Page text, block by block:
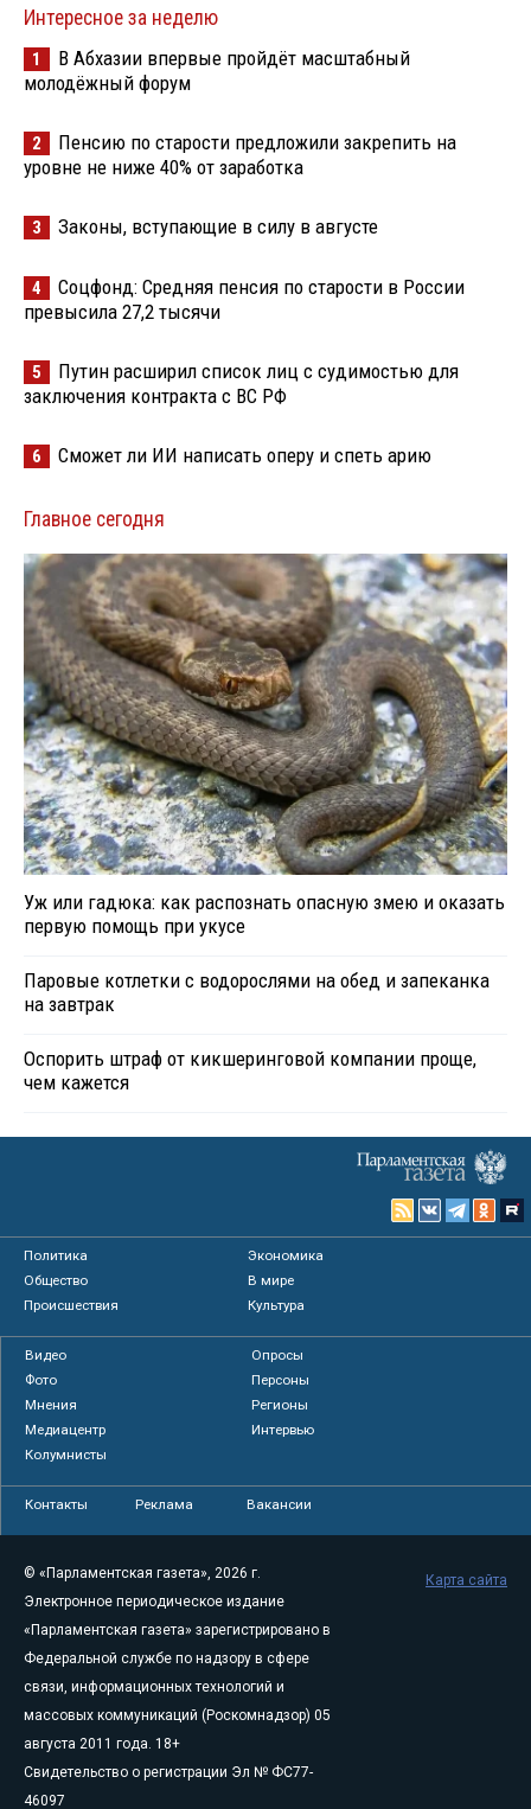
Интересное за неделю
1
В Абхазии впервые пройдёт масштабный
молодёжный форум
2
Пенсию по старости предложили закрепить на
уровне не ниже 40% от заработка
3 Законы, вступающие в силу в августе
4
Соцфонд: Средняя пенсия по старости в России
превысила 27,2 тысячи
5
Путин расширил список лиц с судимостью для
заключения контракта с ВС РФ
6 Сможет ли ИИ написать оперу и спеть арию
Главное сегодня
Уж или гадюка: как распознать опасную змею и оказать
первую помощь при укусе
Паровые котлетки с водорослями на обед и запеканка
на завтрак
Оспорить штраф от кикшеринговой компании проще,
чем кажется
Политика
Экономика
Общество
В мире
Происшествия
Культура
Видео
Опросы
Фото
Персоны
Мнения
Регионы
Медиацентр
Интервью
Колумнисты
Контакты Реклама Вакансии
© «Парламентская газета», 2026 г.
Электронное периодическое издание
«Парламентская газета» зарегистрировано в
Федеральной службе по надзору в сфере
связи, информационных технологий и
массовых коммуникаций (Роскомнадзор) 05
августа 2011 года. 18+
Свидетельство о регистрации Эл № ФС77-
46097
Карта сайта